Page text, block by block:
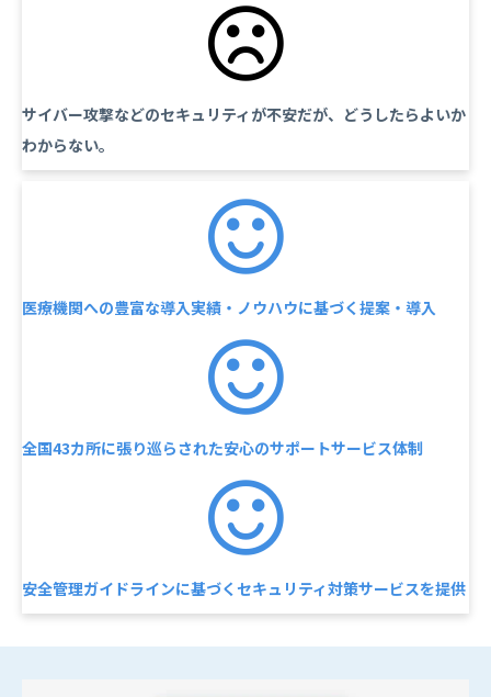
サイバー攻撃などのセキュリティが不安だが、どうしたらよいか
わからない。
医療機関への豊富な導入実績・ノウハウに基づく提案・導入
全国43カ所に張り巡らされた安心のサポートサービス体制
安全管理ガイドラインに基づくセキュリティ対策サービスを提供